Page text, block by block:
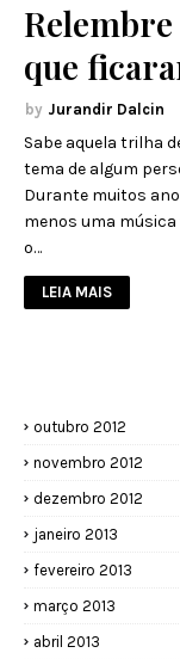
Relembre
que
Jurandir Dalcin
Sabe aquela trilha
tema de algum
Durante muitos
menos uma
o…
LEIA MAIS
outubro 2012
novembro 2012
dezembro 2012
janeiro 2013
fevereiro 2013
março 2013
abril 2013